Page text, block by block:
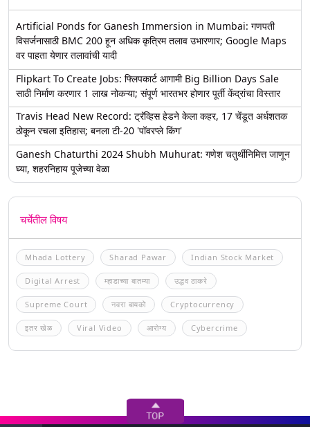
Artificial Ponds for Ganesh Immersion in Mumbai: गणपती
विसर्जनासाठी BMC 200 हून अधिक कृत्रिम तलाव उभारणार; Google Maps
वर पाहता येणार तलावांची यादी
Flipkart To Create Jobs: फ्लिपकार्ट आगामी Big Billion Days Sale
साठी निर्माण करणार 1 लाख नोकऱ्या; संपूर्ण भारतभर होणार पूर्ती केंद्रांचा विस्तार
Travis Head New Record: ट्रॅव्हिस हेडने केला कहर, 17 चेंडूत अर्धशतक
ठोकून रचला इतिहास; बनला टी-20 'पॉवरप्ले किंग'
Ganesh Chaturthi 2024 Shubh Muhurat: गणेश चतुर्थीनिमित्त जाणून
घ्या, शहरनिहाय पूजेच्या वेळा
चर्चेतील विषय
Mhada Lottery Sharad Pawar Indian Stock Market
Digital Arrest म्हाडाच्या बातम्या उद्धव ठाकरे
Supreme Court नवरा बायको Cryptocurrency
इतर खेळ Viral Video आरोग्य Cybercrime